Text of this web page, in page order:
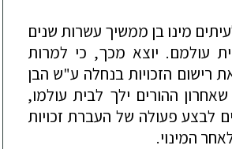
מינו בן ממשיך עשרות שנים
עולמם. יוצא מכך, כי למרות
רישום הזכויות בנחלה ע"ש הבן
ההורים ילך לבית עולמו,
לבצע פעולה של העברת זכויות
המינוי.